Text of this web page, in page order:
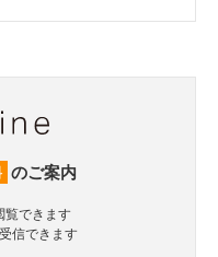
のご案内
覧できます
信できます